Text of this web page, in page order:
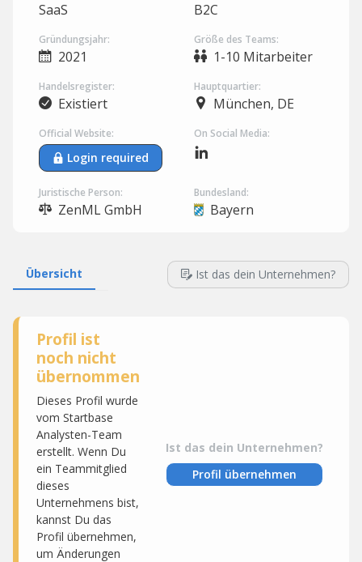
SaaS B2C
Gründungsjahr:
2021
Größe des Teams:
1-10 Mitarbeiter
Handelsregister:
Existiert
Hauptquartier:
München, DE
Official Website:
Login required
On Social Media:
Juristische Person:
ZenML GmbH
Bundesland:
Bayern
Übersicht Ist das dein Unternehmen?
Profil ist
noch nicht
übernommen
Dieses Profil wurde
vom Startbase
Analysten-Team
erstellt. Wenn Du
ein Teammitglied
dieses
Unternehmens bist,
kannst Du das
Profil übernehmen,
um Änderungen
Ist das dein Unternehmen?
Profil übernehmen